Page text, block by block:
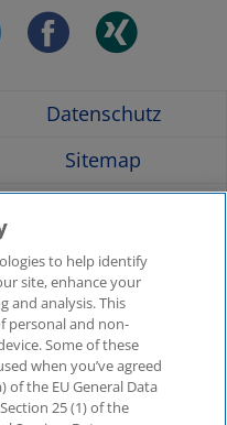
Datenschutz
Sitemap
Kontakt
Social Media
Medien
Pressemitteilungen
twitter.
Opens
a
new
window
Opens
in
a
new
window
in
a
new
to help identify
site, enhance your
and analysis. This
personal and non-
Some of these
when you’ve agreed
of the EU General Data
25 (1) of the